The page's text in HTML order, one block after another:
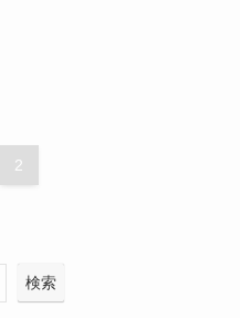
2
検索